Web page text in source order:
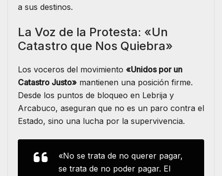
a sus destinos.
La Voz de la Protesta: «Un
Catastro que Nos Quiebra»
Los voceros del movimiento «Unidos por un
Catastro Justo» mantienen una posición firme.
Desde los puntos de bloqueo en Lebrija y
Arcabuco, aseguran que no es un paro contra el
Estado, sino una lucha por la supervivencia.
«No se trata de no querer pagar,
se trata de no poder pagar. El